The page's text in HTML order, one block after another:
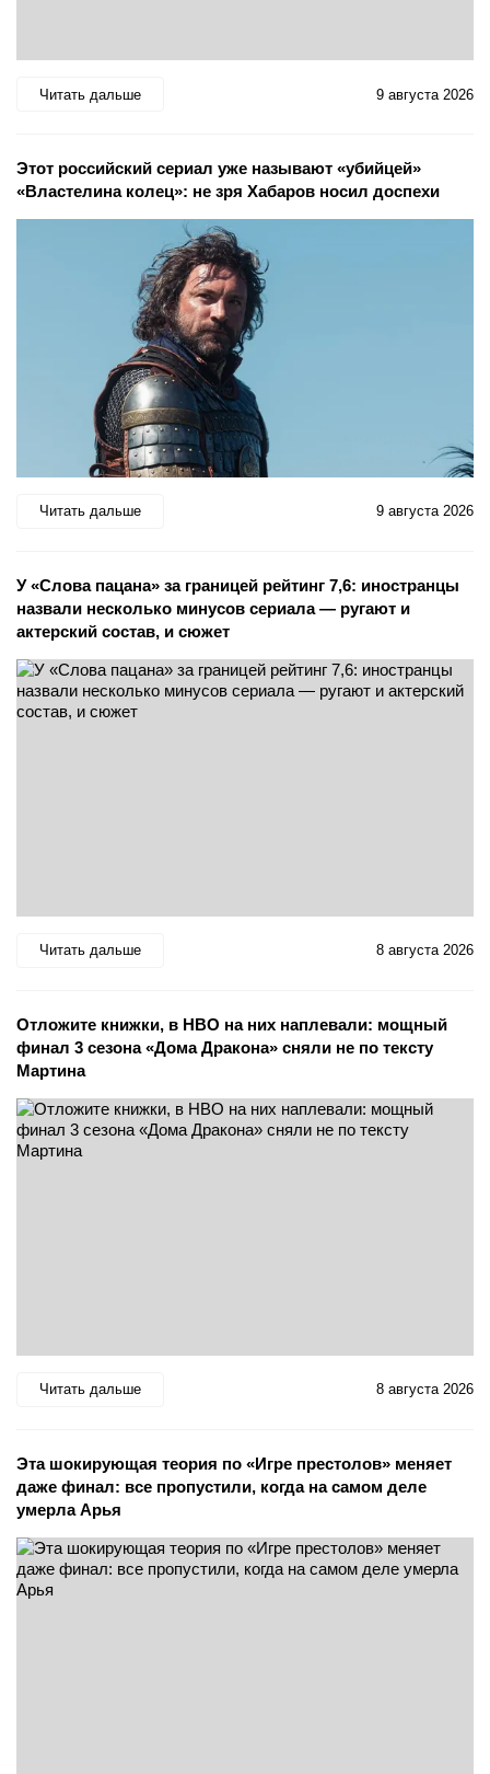
Читать дальше 9 августа 2026
Этот российский сериал уже называют «убийцей»
«Властелина колец»: не зря Хабаров носил доспехи
Читать дальше 9 августа 2026
У «Слова пацана» за границей рейтинг 7,6: иностранцы
назвали несколько минусов сериала — ругают и
актерский состав, и сюжет
Читать дальше 8 августа 2026
Отложите книжки, в HBO на них наплевали: мощный
финал 3 сезона «Дома Дракона» сняли не по тексту
Мартина
Читать дальше 8 августа 2026
Эта шокирующая теория по «Игре престолов» меняет
даже финал: все пропустили, когда на самом деле
умерла Арья